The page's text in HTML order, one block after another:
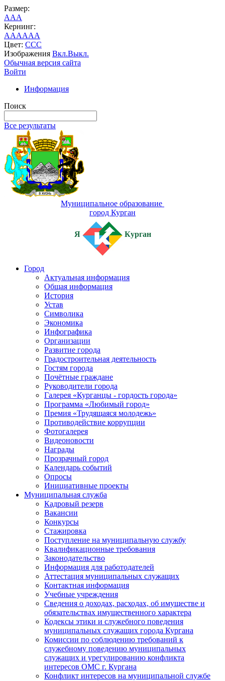
Размер:
AAA
Кернинг:
AAAAAA
Цвет: CCC
Изображения Вкл.Выкл.
Обычная версия сайта
Войти
Информация
Поиск
Все результаты
Муниципальное образование
город Курган
Я Курган
Город
Актуальная информация
Общая информация
История
Устав
Символика
Экономика
Инфографика
Организации
Развитие города
Градостроительная деятельность
Гостям города
Почётные граждане
Руководители города
Галерея «Курганцы - гордость города»
Программа «Любимый город»
Премия «Трудящаяся молодежь»
Противодействие коррупции
Фотогалерея
Видеоновости
Награды
Прозрачный город
Календарь событий
Опросы
Инициативные проекты
Муниципальная служба
Кадровый резерв
Вакансии
Конкурсы
Стажировка
Поступление на муниципальную службу
Квалификационные требования
Законодательство
Информация для работодателей
Аттестация муниципальных служащих
Контактная информация
Учебные учреждения
Сведения о доходах, расходах, об имуществе и
обязательствах имущественного характера
Кодексы этики и служебного поведения
муниципальных служащих города Кургана
Комиссии по соблюдению требований к
служебному поведению муниципальных
служащих и урегулированию конфликта
интересов ОМС г. Кургана
Конфликт интересов на муниципальной службе